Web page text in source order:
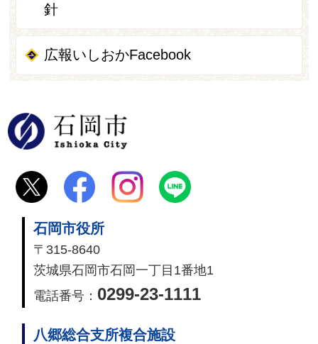
針
広報いしおかFacebook
石岡市役所
〒315-8640
茨城県石岡市石岡一丁目1番地1
電話番号： 0299-23-1111
八郷総合支所複合施設